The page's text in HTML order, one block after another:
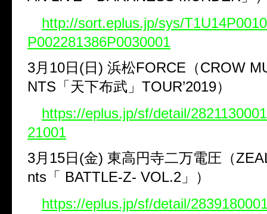
http://sort.eplus.jp/sys/
P002281386P0030001
3月 10日(日) 浜松FORCE （CROW
NTS 「天下布武」 TOUR’2019）
https://eplus.jp/sf/detail/
21001
3月 15日(金) 東高円寺二万電圧（
nts 「 BATTLE-Z- VOL.2 」）
https://eplus.jp/sf/detail/